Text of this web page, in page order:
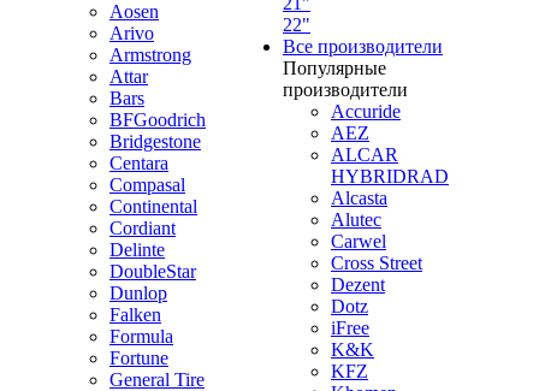
Aosen
Arivo
Armstrong
Attar
Bars
BFGoodrich
Bridgestone
Centara
Compasal
Continental
Cordiant
Delinte
DoubleStar
Dunlop
Falken
Formula
Fortune
General Tire
22"
Все производители
Популярные
производители
Accuride
AEZ
ALCAR
HYBRIDRAD
Alcasta
Alutec
Carwel
Cross Street
Dezent
Dotz
iFree
K&K
KFZ